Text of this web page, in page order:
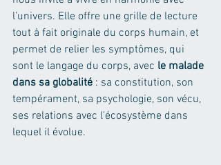
l’univers. Elle offre une grille de lecture
tout à fait originale du corps humain, et
permet de relier les symptômes, qui
sont le langage du corps, avec le malade
dans sa globalité : sa constitution, son
tempérament, sa psychologie, son vécu,
ses relations avec l'écosystème dans
lequel il évolue.